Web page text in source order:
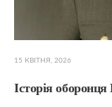
15 КВІТНЯ, 2026
Історія